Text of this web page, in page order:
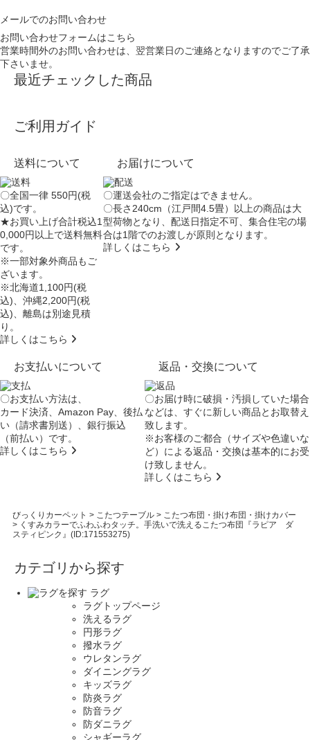
メールでのお問い合わせ
お問い合わせフォームはこちら
営業時間外のお問い合わせは、翌営業日のご連絡となりますのでご了承
下さいませ。
最近チェックした商品
ご利用ガイド
送料について
〇全国一律 550円(税
込)です。
★お買い上げ合計税込1
0,000円以上で送料無料
です。
※一部対象外商品もご
ざいます。
※北海道1,100円(税
込)、沖縄2,200円(税
込)、離島は別途見積
り。
詳しくはこちら
お届けについて
〇運送会社のご指定はできません。
〇長さ240cm（江戸間4.5畳）以上の商品は大
型荷物となり、配送日指定不可、集合住宅の場
合は1階でのお渡しが原則となります。
詳しくはこちら
お支払いについて
〇お支払い方法は、
カード決済、Amazon Pay、後払
い（請求書別送）、銀行振込
（前払い）です。
詳しくはこちら
返品・交換について
〇お届け時に破損・汚損していた場合
などは、すぐに新しい商品とお取替え
致します。
※お客様のご都合（サイズや色違いな
ど）による返品・交換は基本的にお受
け致しません。
詳しくはこちら
びっくりカーペット > こたつテーブル> こたつ布団・掛け布団・掛けカバー
> くすみカラーでふわふわタッチ。手洗いで洗えるこたつ布団『ラピア ダ
スティピンク』(ID:171553275)
カテゴリから探す
ラグ
ラグトップページ
洗えるラグ
円形ラグ
撥水ラグ
ウレタンラグ
ダイニングラグ
キッズラグ
防炎ラグ
防音ラグ
防ダニラグ
シャギーラグ